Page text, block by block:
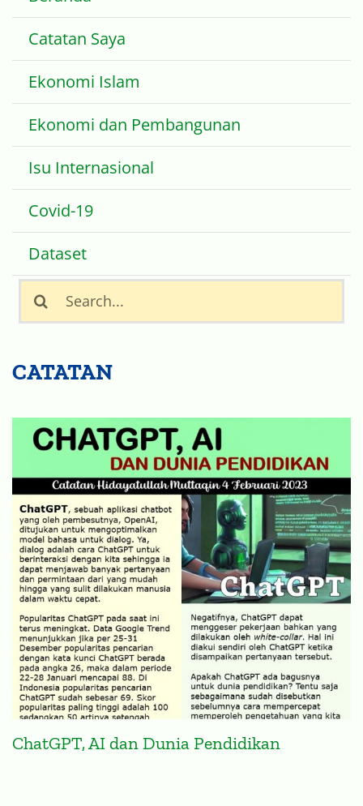
Catatan Saya
Ekonomi Islam
Ekonomi dan Pembangunan
Isu Internasional
Covid-19
Dataset
Search
for:
CATATAN
ChatGPT, AI dan Dunia Pendidikan